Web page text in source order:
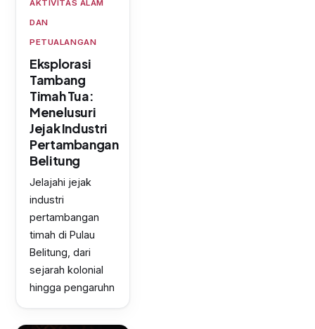
AKTIVITAS ALAM
DAN
PETUALANGAN
Eksplorasi
Tambang
Timah Tua:
Menelusuri
Jejak Industri
Pertambangan
Belitung
Jelajahi jejak
industri
pertambangan
timah di Pulau
Belitung, dari
sejarah kolonial
hingga pengaruhn